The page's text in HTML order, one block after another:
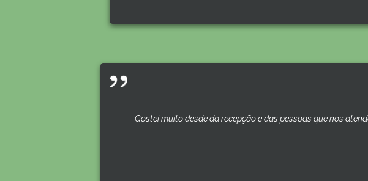
Gostei muito desde da recepção e das pessoas que nos